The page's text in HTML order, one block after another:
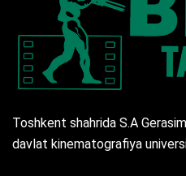
Toshkent shahrida S.A
davlat kinematografiya